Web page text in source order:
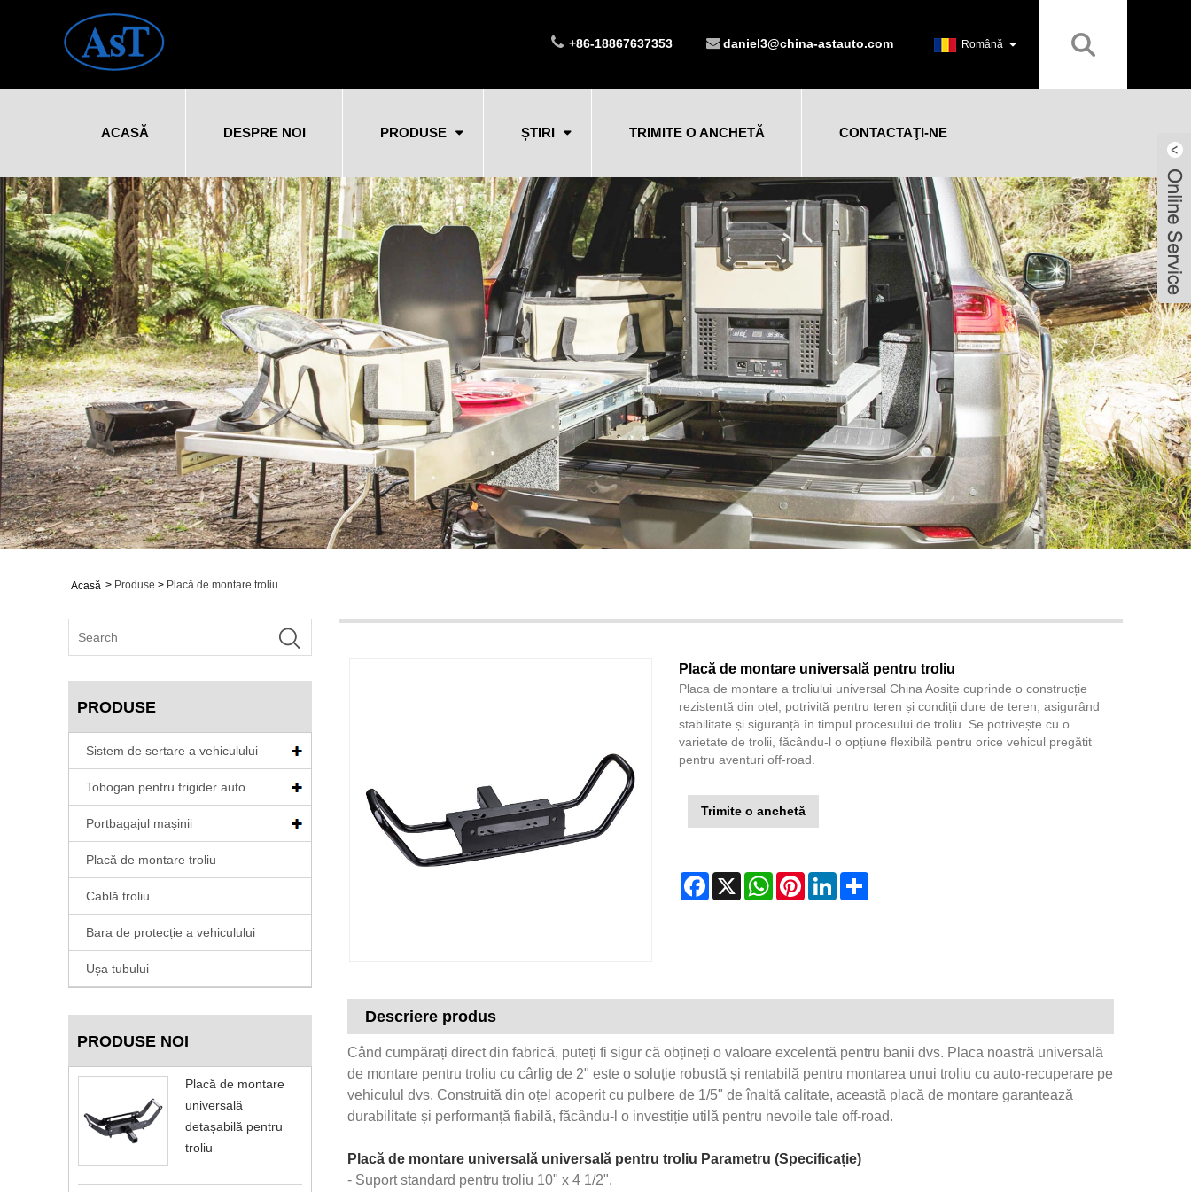
+86-18867637353 daniel3@china-astauto.com Română
ACASĂ DESPRE NOI PRODUSE ȘTIRI TRIMITE O ANCHETĂ CONTACTAŢI-NE
Acasă > Produse > Placă de montare troliu
PRODUSE
Sistem de sertare a vehiculului
Tobogan pentru frigider auto
Portbagajul mașinii
Placă de montare troliu
Cablă troliu
Bara de protecție a vehiculului
Ușa tubului
PRODUSE NOI
Placă de montare
universală
detașabilă pentru
troliu
Placă de montare universală pentru troliu
Placa de montare a troliului universal China Aosite cuprinde o construcție
rezistentă din oțel, potrivită pentru teren și condiții dure de teren, asigurând
stabilitate și siguranță în timpul procesului de troliu. Se potrivește cu o
varietate de trolii, făcându-l o opțiune flexibilă pentru orice vehicul pregătit
pentru aventuri off-road.
Trimite o anchetă
Facebook
X WhatsAppPinterestLinkedInShare
Descriere produs
Când cumpărați direct din fabrică, puteți fi sigur că obțineți o valoare excelentă pentru banii dvs. Placa noastră universală
de montare pentru troliu cu cârlig de 2" este o soluție robustă și rentabilă pentru montarea unui troliu cu auto-recuperare pe
vehiculul dvs. Construită din oțel acoperit cu pulbere de 1/5" de înaltă calitate, această placă de montare garantează
durabilitate și performanță fiabilă, făcându-l o investiție utilă pentru nevoile tale off-road.
Placă de montare universală universală pentru troliu Parametru (Specificație)
- Suport standard pentru troliu 10" x 4 1/2".